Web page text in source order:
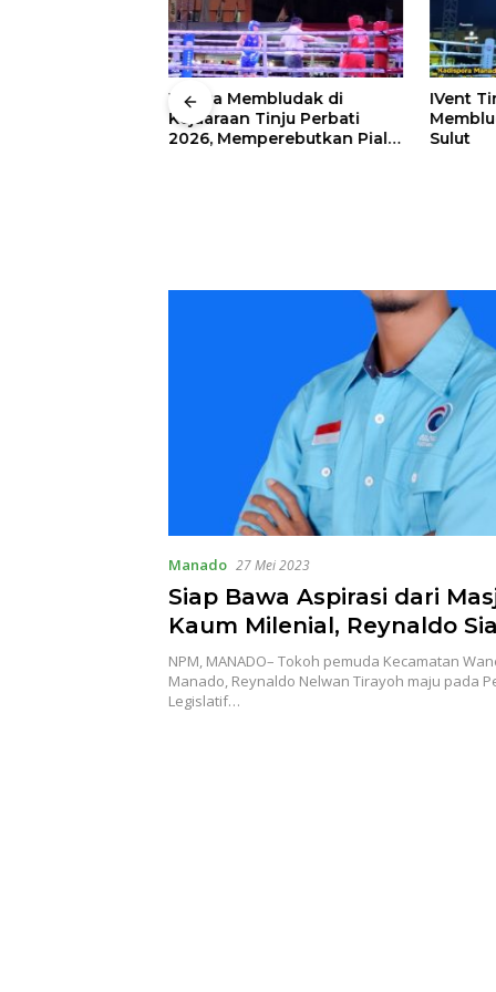
Warga Membludak di
Kejuaraan Tinju Perbati
2026, Memperebutkan Piala
IVent
Sulut
Manado 27 Mei 2023
Siap Bawa Aspirasi dari
Kaum Milenial, Reynaldo
Bertarung di Pileg 2024
Wenang Wanea
NPM, MANADO– Tokoh pemuda Kecamatan
Manado, Reynaldo Nelwan Tirayoh maju pada
Legislatif…